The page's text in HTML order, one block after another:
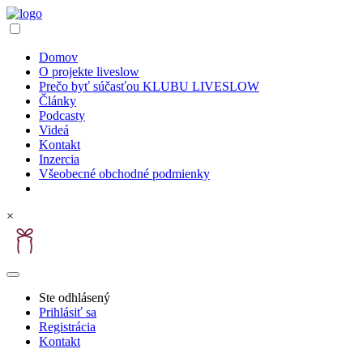
Domov
O projekte liveslow
Prečo byť súčasťou KLUBU LIVESLOW
Články
Podcasty
Videá
Kontakt
Inzercia
Všeobecné obchodné podmienky
×
Ste odhlásený
Prihlásiť sa
Registrácia
Kontakt